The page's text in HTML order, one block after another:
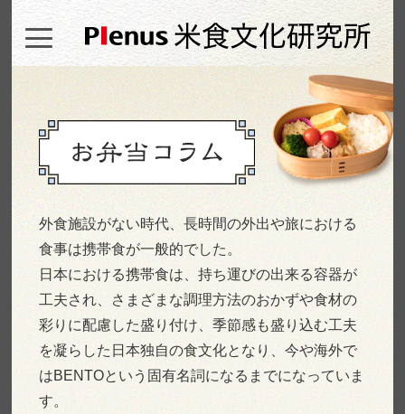
外食施設がない時代、長時間の外出や旅における
食事は携帯食が一般的でした。
日本における携帯食は、持ち運びの出来る容器が
工夫され、さまざまな調理方法のおかずや食材の
彩りに配慮した盛り付け、季節感も盛り込む工夫
を凝らした日本独自の食文化となり、今や海外で
はBENTOという固有名詞になるまでになっていま
す。